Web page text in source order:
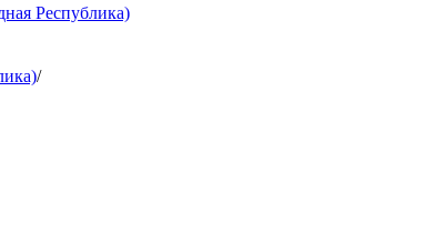
Республика)
/